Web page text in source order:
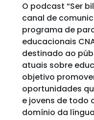
O podcast “Ser
canal de
programa de
educacionais
destinado ao
atuais sobre
objetivo
oportunidades
e jovens de todo
domínio da